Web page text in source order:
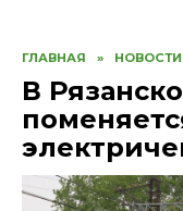
ГЛАВНАЯ » НОВОСТИ
В